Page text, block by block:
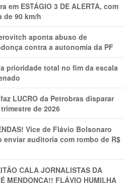
em ESTÁGIO 3 DE ALERTA, com
de 90 km/h
aponta abuso de
contra a autonomia da PF
prioridade total no fim da escala
LUCRO da Petrobras disparar
de 2026
Vice de Flávio Bolsonaro
enviar auditoria com rombo de R$
CALA JORNALISTAS DA
MENDONÇA!! FLÁVIO HUMILHA